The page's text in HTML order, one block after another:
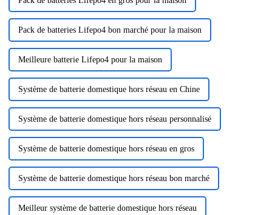
Pack de batteries Lifepo4 bon marché pour la maison
Meilleure batterie Lifepo4 pour la maison
Système de batterie domestique hors réseau en Chine
Système de batterie domestique hors réseau personnalisé
Système de batterie domestique hors réseau en gros
Système de batterie domestique hors réseau bon marché
Meilleur système de batterie domestique hors réseau